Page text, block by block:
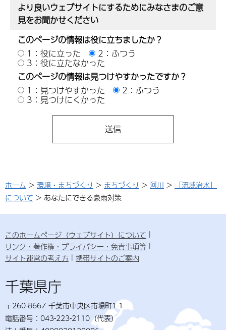
より良いウェブサイトにするためにみなさまのご意
見をお聞かせください
このページの情報は役に立ちましたか？
1：役に立った
2：ふつう
3：役に立たなかった
このページの情報は見つけやすかったですか？
1：見つけやすかった
2：ふつう
3：見つけにくかった
ホーム > 環境・まちづくり > まちづくり > 河川 >
「流域治水」
について > あなたにできる豪雨対策
このホームページ（ウェブサイト）について
リンク・著作権・プライバシー・免責事項等
サイト運営の考え方
携帯サイトのご案内
千葉県庁
〒260-8667 千葉市中央区市場町1-1
電話番号：043-223-2110（代表）